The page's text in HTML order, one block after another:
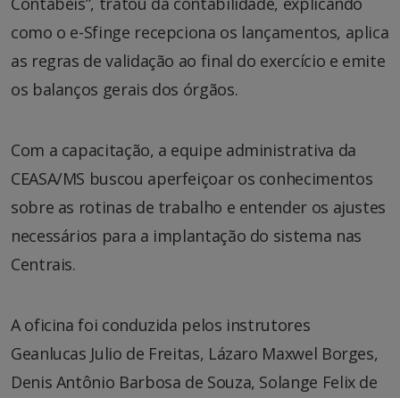
como o e-Sfinge recepciona os lançamentos, aplica
as regras de validação ao final do exercício e emite
os balanços gerais dos órgãos.
Com a capacitação, a equipe administrativa da
CEASA/MS buscou aperfeiçoar os conhecimentos
sobre as rotinas de trabalho e entender os ajustes
necessários para a implantação do sistema nas
Centrais.
A oficina foi conduzida pelos instrutores
Geanlucas Julio de Freitas, Lázaro Maxwel Borges,
Denis Antônio Barbosa de Souza, Solange Felix de